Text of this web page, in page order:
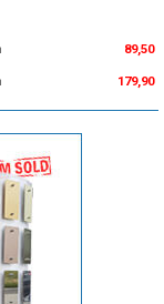
89,50
179,90